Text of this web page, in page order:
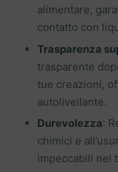
alimentare,
contatto con
Trasparenza
trasparente
tue creazioni,
autolivellante.
Durevolezza:
chimici e
impeccabili nel